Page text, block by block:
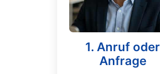
1. Anruf oder
Anfrage